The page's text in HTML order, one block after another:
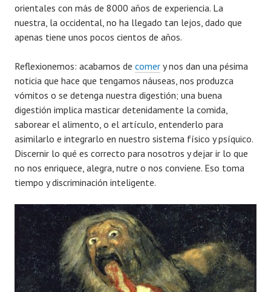
orientales con más de 8000 años de experiencia. La
nuestra, la occidental, no ha llegado tan lejos, dado que
apenas tiene unos pocos cientos de años.
Reflexionemos: acabamos de comer y nos dan una pésima
noticia que hace que tengamos náuseas, nos produzca
vómitos o se detenga nuestra digestión; una buena
digestión implica masticar detenidamente la comida,
saborear el alimento, o el artículo, entenderlo para
asimilarlo e integrarlo en nuestro sistema físico y psíquico.
Discernir lo qué es correcto para nosotros y dejar ir lo que
no nos enriquece, alegra, nutre o nos conviene. Eso toma
tiempo y discriminación inteligente.